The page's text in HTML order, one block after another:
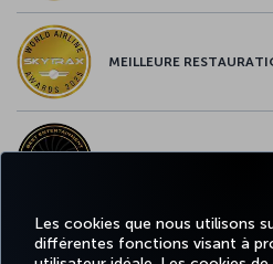
Les cookies que nous utilisons
différentes fonctions visant à
MEILLEURE
MEILLEUR WI-FI EN